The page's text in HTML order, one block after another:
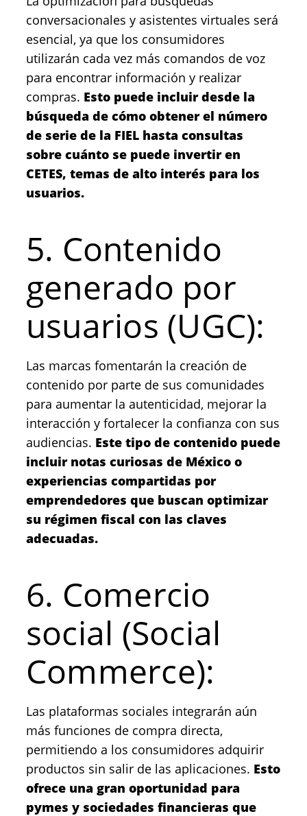
conversacionales y asistentes virtuales será
esencial, ya que los consumidores
utilizarán cada vez más comandos de voz
para encontrar información y realizar
compras. Esto puede incluir desde la
búsqueda de cómo obtener el número
de serie de la FIEL hasta consultas
sobre cuánto se puede invertir en
CETES, temas de alto interés para los
usuarios.
5. Contenido
generado por
usuarios (UGC):
Las marcas fomentarán la creación de
contenido por parte de sus comunidades
para aumentar la autenticidad, mejorar la
interacción y fortalecer la confianza con sus
audiencias. Este tipo de contenido puede
incluir notas curiosas de México o
experiencias compartidas por
emprendedores que buscan optimizar
su régimen fiscal con las claves
adecuadas.
6. Comercio
social (Social
Commerce):
Las plataformas sociales integrarán aún
más funciones de compra directa,
permitiendo a los consumidores adquirir
productos sin salir de las aplicaciones. Esto
ofrece una gran oportunidad para
pymes y sociedades financieras que